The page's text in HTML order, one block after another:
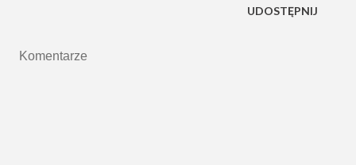
UDOSTĘPNIJ
Komentarze